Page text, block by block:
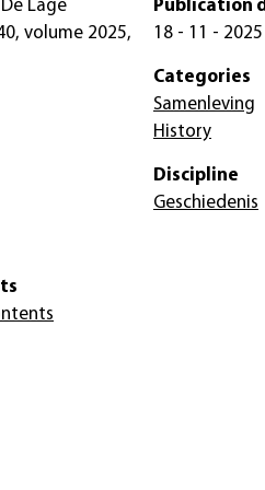
Lage
volume 2025,
Publication
18 - 11 - 2025
Categories
Samenleving
History
Discipline
Geschiedenis